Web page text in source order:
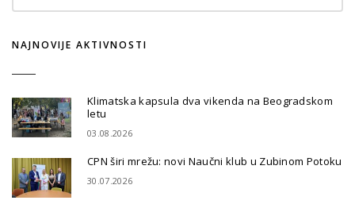
NAJNOVIJE AKTIVNOSTI
Klimatska kapsula dva vikenda na Beogradskom
letu
03.08.2026
CPN širi mrežu: novi Naučni klub u Zubinom Potoku
30.07.2026